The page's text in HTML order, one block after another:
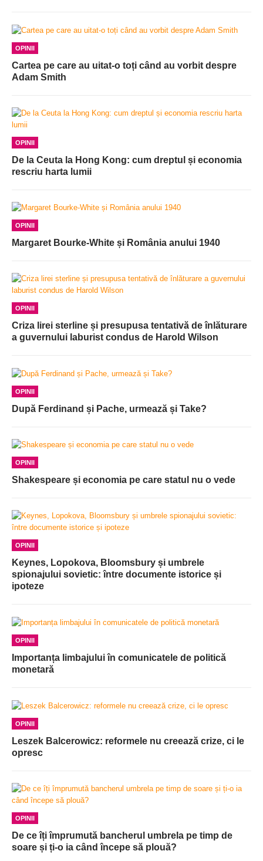
OPINII
Cartea pe care au uitat-o toți când au vorbit despre
Adam Smith
OPINII
De la Ceuta la Hong Kong: cum dreptul și economia
rescriu harta lumii
OPINII
Margaret Bourke-White și România anului 1940
OPINII
Criza lirei sterline și presupusa tentativă de înlăturare
a guvernului laburist condus de Harold Wilson
OPINII
După Ferdinand și Pache, urmează și Take?
OPINII
Shakespeare și economia pe care statul nu o vede
OPINII
Keynes, Lopokova, Bloomsbury și umbrele
spionajului sovietic: între documente istorice și
ipoteze
OPINII
Importanța limbajului în comunicatele de politică
monetară
OPINII
Leszek Balcerowicz: reformele nu creează crize, ci le
opresc
OPINII
De ce îți împrumută bancherul umbrela pe timp de
soare și ți-o ia când începe să plouă?